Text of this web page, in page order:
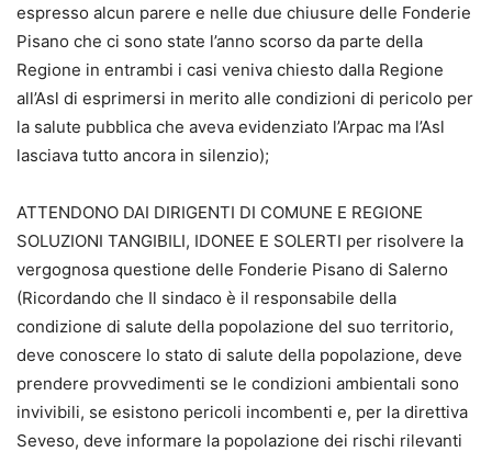
espresso alcun parere e nelle due chiusure delle Fonderie
Pisano che ci sono state l’anno scorso da parte della
Regione in entrambi i casi veniva chiesto dalla Regione
all’Asl di esprimersi in merito alle condizioni di pericolo per
la salute pubblica che aveva evidenziato l’Arpac ma l’Asl
lasciava tutto ancora in silenzio);
ATTENDONO DAI DIRIGENTI DI COMUNE E REGIONE
SOLUZIONI TANGIBILI, IDONEE E SOLERTI per risolvere la
vergognosa questione delle Fonderie Pisano di Salerno
(Ricordando che Il sindaco è il responsabile della
condizione di salute della popolazione del suo territorio,
deve conoscere lo stato di salute della popolazione, deve
prendere provvedimenti se le condizioni ambientali sono
invivibili, se esistono pericoli incombenti e, per la direttiva
Seveso, deve informare la popolazione dei rischi rilevanti